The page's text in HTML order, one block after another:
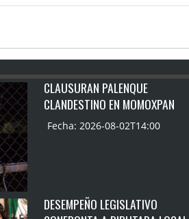
CLAUSURAN PALENQUE
CLANDESTINO EN MOMOXPAN
Fecha: 2026-08-02T14:00
DESEMPEÑO LEGISLATIVO